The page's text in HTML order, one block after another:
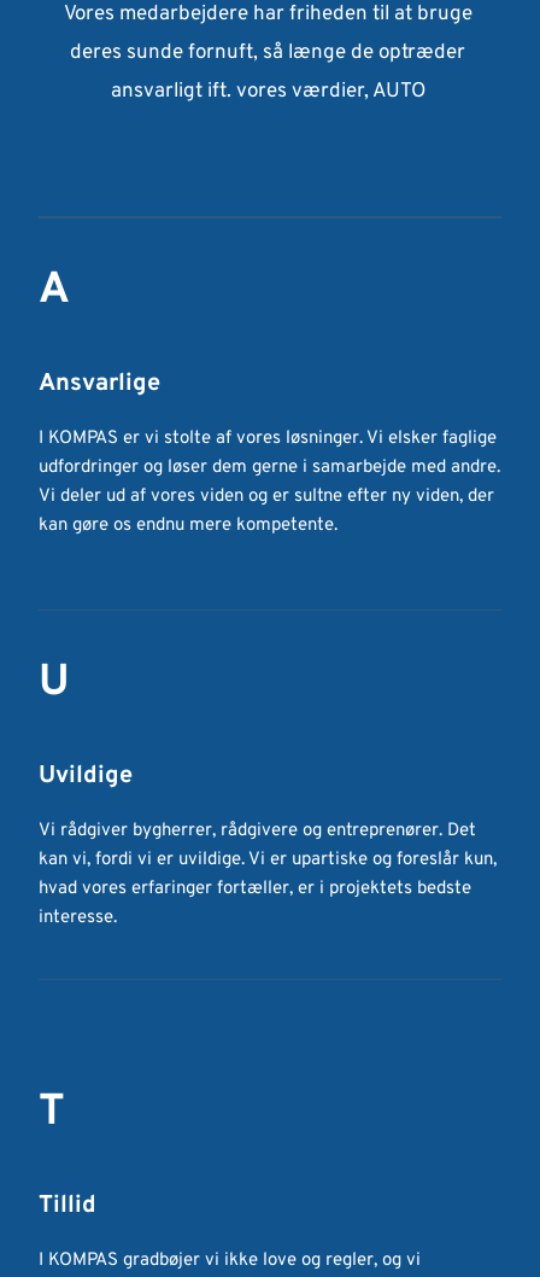
Vores medarbejdere har friheden til at bruge
deres sunde fornuft, så længe de optræder
ansvarligt ift. vores værdier, AUTO
A
Ansvarlige
I KOMPAS er vi stolte af vores løsninger. Vi elsker faglige
udfordringer og løser dem gerne i samarbejde med andre.
Vi deler ud af vores viden og er sultne efter ny viden, der
kan gøre os endnu mere kompetente.
U
Uvildige
Vi rådgiver bygherrer, rådgivere og entreprenører. Det
kan vi, fordi vi er uvildige. Vi er upartiske og foreslår kun,
hvad vores erfaringer fortæller, er i projektets bedste
interesse.
T
Tillid
I KOMPAS gradbøjer vi ikke love og regler, og vi